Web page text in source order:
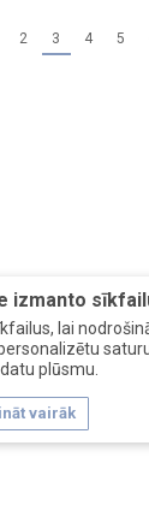
izmanto
lai
plūsmu.
vairāk
2 3 4 5